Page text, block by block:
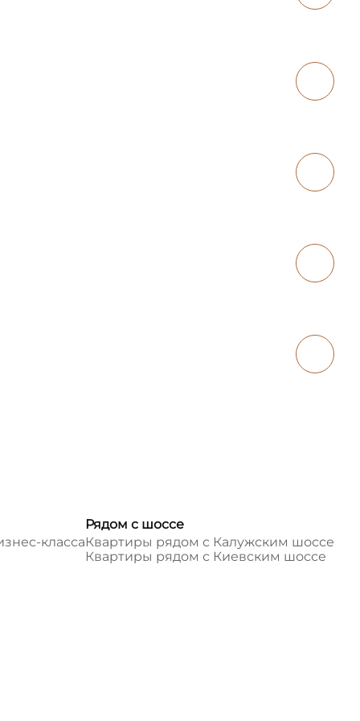
класса
Рядом с шоссе
Квартиры рядом с Калужским шоссе
Квартиры рядом с Киевским шоссе